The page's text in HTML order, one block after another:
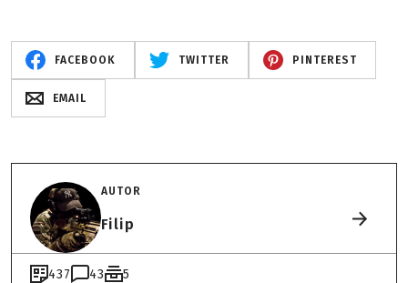
FACEBOOK TWITTER PINTEREST
EMAIL
AUTOR
Filip
437 43 5